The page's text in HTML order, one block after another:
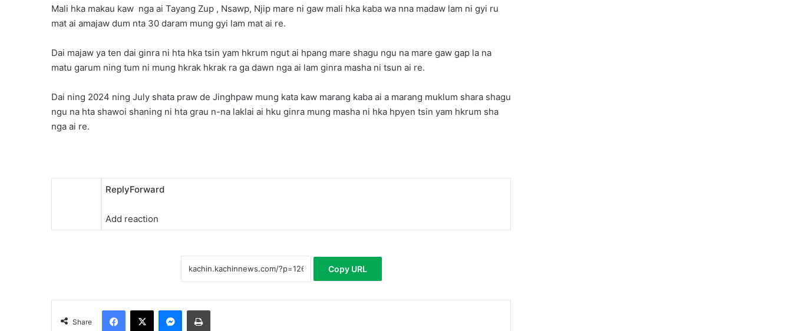
Mali hka makau kaw nga ai Tayang Zup , Nsawp, Njip mare ni gaw mali hka kaba wa nna madaw lam ni gyi ru
mat ai amajaw dum nta 30 daram mung gyi lam mat ai re.
Dai majaw ya ten dai ginra ni hta hka tsin yam hkrum ngut ai hpang mare shagu ngu na mare gaw gap la na
matu garum ning tum ni mung hkrak hkrak ra ga dawn nga ai lam ginra masha ni tsun ai re.
Dai ning 2024 ning July shata praw de Jinghpaw mung kata kaw marang kaba ai a marang muklum shara shagu
ngu na hta shawoi shaning ni hta grau n-na laklai ai hku ginra mung masha ni hka hpyen tsin yam hkrum sha
nga ai re.
ReplyForward
Add reaction
Copy URL
Share